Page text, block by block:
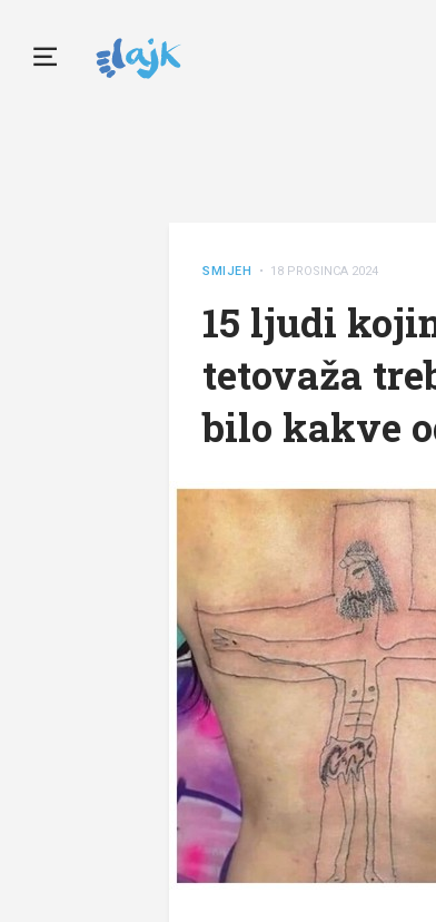
SMIJEH • 18 PROSINCA 2024
15 ljudi
tetovaža
bilo kakve